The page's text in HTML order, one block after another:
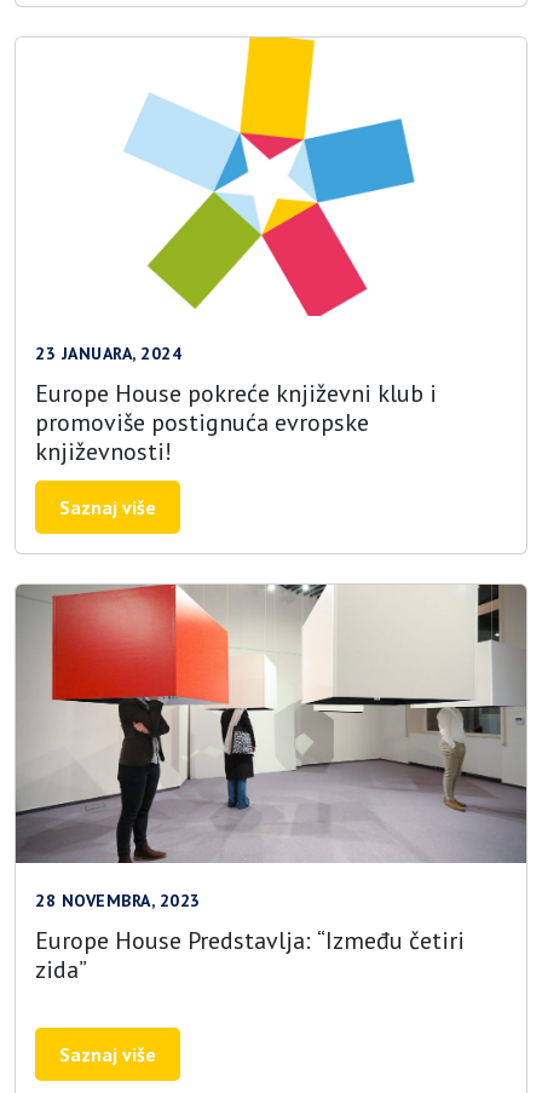
23 JANUARA, 2024
Europe House pokreće književni klub i
promoviše postignuća evropske
književnosti!
Saznaj više
28 NOVEMBRA, 2023
Europe House Predstavlja: “Između četiri
zida”
Saznaj više